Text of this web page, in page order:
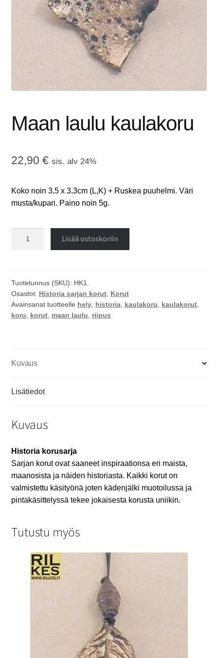
tason
valikko
OTA YHTEYTTÄ
GALLERIA
MAINOSMÖRKÖ
Laajenna
valikko
Maan laulu kaulakoru
22,90 € sis. alv 24%
Koko noin 3,5 x 3,3cm (L,K) + Ruskea puuhelmi. Väri
musta/kupari. Paino noin 5g.
Lisää ostoskoriin
Tuotetunnus (SKU): HK1.
Osastot: Historia sarjan korut, Korut
Avainsanat tuotteelle hely, historia, kaulakoru, kaulakorut,
koru, korut, maan laulu, riipus
Kuvaus
Lisätiedot
Kuvaus
Historia korusarja
Sarjan korut ovat saaneet inspiraationsa eri maista,
maanosista ja näiden historiasta. Kaikki korut on
valmistettu käsityönä joten kädenjälki muotoilussa ja
pintakäsittelyssä tekee jokaisesta korusta uniikin.
Tutustu myös